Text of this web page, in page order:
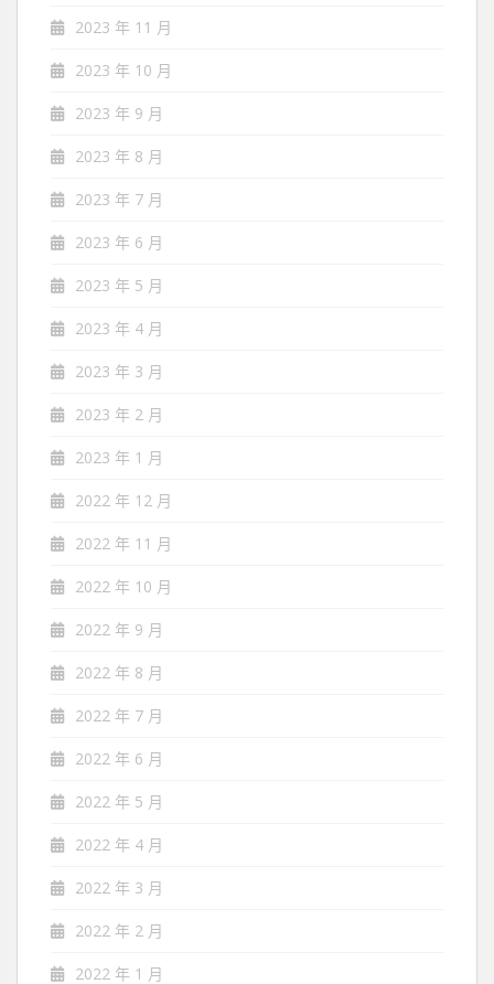
2023 年 11 月
2023 年 10 月
2023 年 9 月
2023 年 8 月
2023 年 7 月
2023 年 6 月
2023 年 5 月
2023 年 4 月
2023 年 3 月
2023 年 2 月
2023 年 1 月
2022 年 12 月
2022 年 11 月
2022 年 10 月
2022 年 9 月
2022 年 8 月
2022 年 7 月
2022 年 6 月
2022 年 5 月
2022 年 4 月
2022 年 3 月
2022 年 2 月
2022 年 1 月